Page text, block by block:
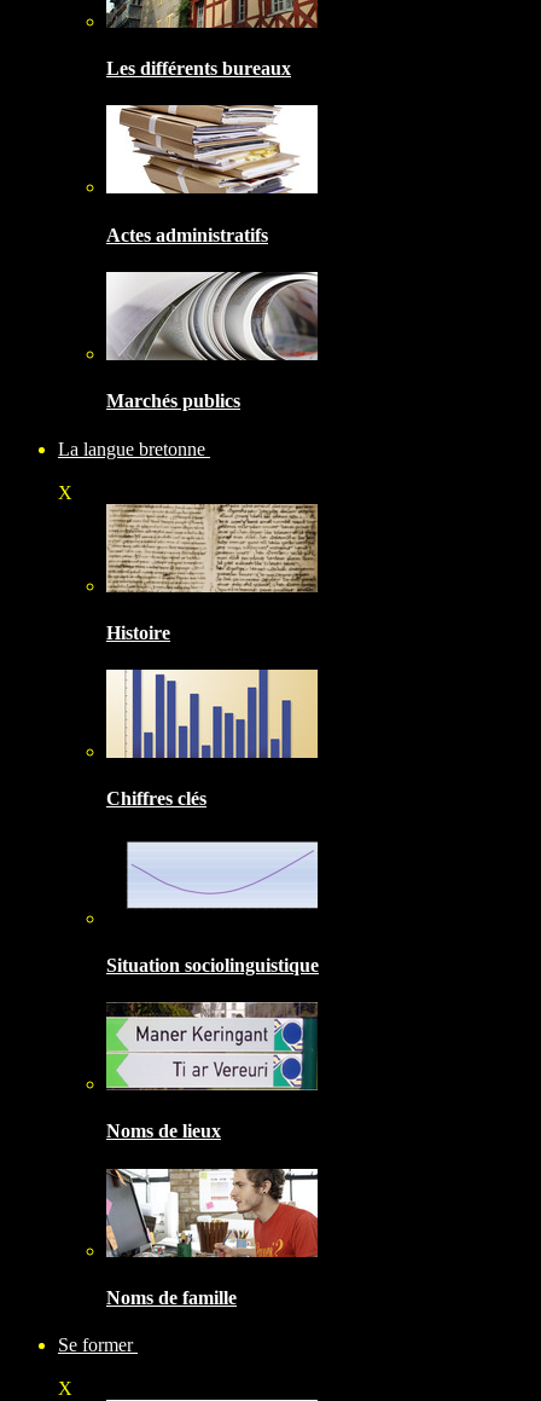
Les différents bureaux
Actes administratifs
Marchés publics
La langue bretonne
X
Histoire
Chiffres clés
Situation sociolinguistique
Noms de lieux
Noms de famille
Se former
X